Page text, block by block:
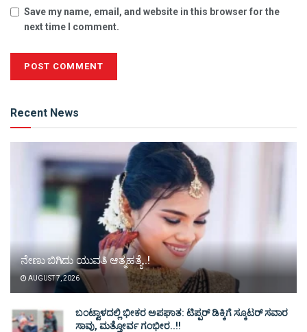
Save my name, email, and website in this browser for the
next time I comment.
Recent News
ನೇಣು ಬಿಗಿದು ಯುವತಿ ಆತ್ಮಹತ್ಯೆ..!
AUGUST 7, 2026
ಬಂಟ್ವಾಳದಲ್ಲಿ ಭೀಕರ ಅಪಘಾತ: ಟಿಪ್ಪರ್ ಡಿಕ್ಕಿಗೆ ಸ್ಕೂಟರ್ ಸವಾರ
ಸಾವು, ಮತ್ತೋರ್ವ ಗಂಭೀರ..!!